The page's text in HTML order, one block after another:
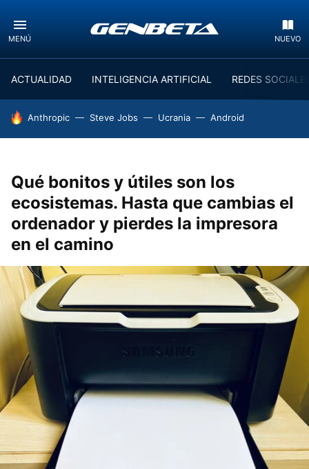
MENÚ NUEVO
ACTUALIDAD INTELIGENCIA ARTIFICIAL REDES
HOY SE HABLA DE
Anthropic Steve Jobs Ucrania Android
Qué bonitos y útiles son los
ecosistemas. Hasta que cambias el
ordenador y pierdes la impresora
en el camino